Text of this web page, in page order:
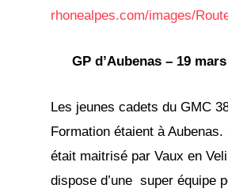
rhonealpes.com/images/
GP d’Aubenas – 19
Les jeunes cadets du GMC
Formation étaient à Aubenas.
était maitrisé par Vaux en
dispose d’une super équipe